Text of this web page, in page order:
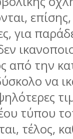
για
την
να
τύπου
τέλος,